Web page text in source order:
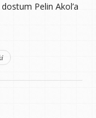
Pelin Akol’a